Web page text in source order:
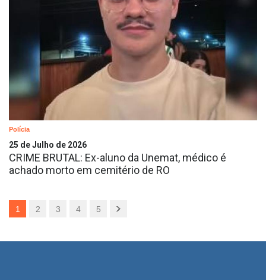
Polícia
25 de Julho de 2026
CRIME BRUTAL: Ex-aluno da Unemat, médico é
achado morto em cemitério de RO
1 2 3 4 5